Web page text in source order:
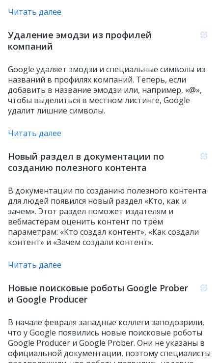
Читать далее
Удаление эмодзи из профилей
компаний
Google удаляет эмодзи и специальные символы из
названий в профилях компаний. Теперь, если
добавить в название эмодзи или, например, «@»,
чтобы выделиться в местном листинге, Google
удалит лишние символы.
Читать далее
Новый раздел в документации по
созданию полезного контента
В документации по созданию полезного контента
для людей появился новый раздел «Кто, как и
зачем». Этот раздел поможет издателям и
вебмастерам оценить контент по трём
параметрам: «Кто создал контент», «Как создали
контент» и «Зачем создали контент».
Читать далее
Новые поисковые роботы Google Prober
и Google Producer
В начале февраля западные коллеги заподозрили,
что у Google появились новые поисковые роботы
Google Producer и Google Prober. Они не указаны в
официальной документации, поэтому специалисты